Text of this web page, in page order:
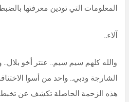
المعلومات التي تودين معرفتها
آلاء..
والله كلهم سيم سيم.. عنتر أخو
الشارجة ودبي.. واحد من أسوا
هذه الزحمة الحاصلة تكشف عن